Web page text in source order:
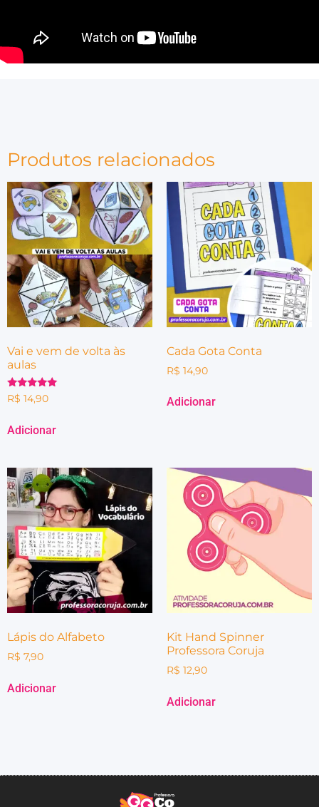
Produtos relacionados
Vai e vem de volta às
aulas
Avaliação
4.83
R$ 14,90
Adicionar
Cada Gota Conta
R$ 14,90
Adicionar
Lápis do Alfabeto
R$ 7,90
Adicionar
Kit Hand Spinner
Professora Coruja
R$ 12,90
Adicionar